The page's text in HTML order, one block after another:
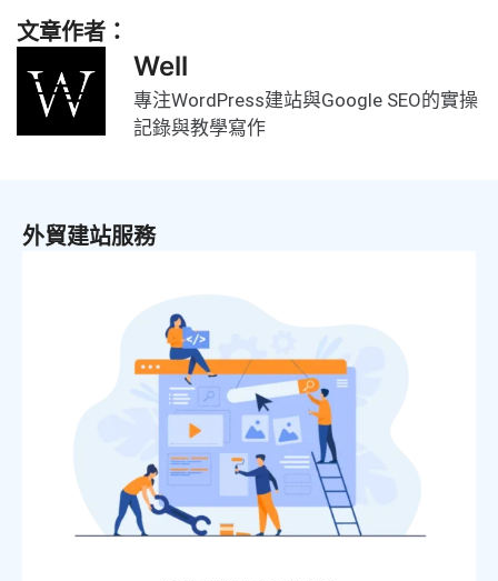
文章作者：
Well
專注WordPress建站與Google SEO的實操
記錄與教學寫作
外貿建站服務